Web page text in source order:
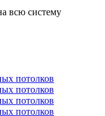
всю систему